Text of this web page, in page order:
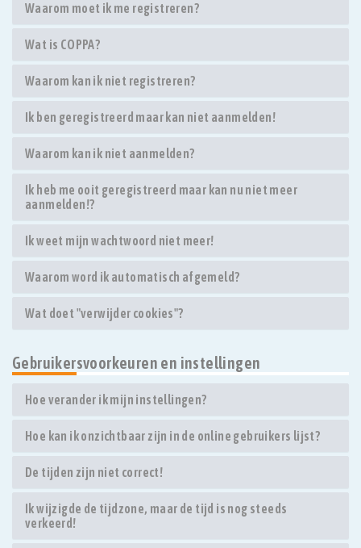
Waarom moet ik me registreren?
Wat is COPPA?
Waarom kan ik niet registreren?
Ik ben geregistreerd maar kan niet aanmelden!
Waarom kan ik niet aanmelden?
Ik heb me ooit geregistreerd maar kan nu niet meer
aanmelden!?
Ik weet mijn wachtwoord niet meer!
Waarom word ik automatisch afgemeld?
Wat doet "verwijder cookies"?
Gebruikersvoorkeuren en instellingen
Hoe verander ik mijn instellingen?
Hoe kan ik onzichtbaar zijn in de online gebruikers lijst?
De tijden zijn niet correct!
Ik wijzigde de tijdzone, maar de tijd is nog steeds
verkeerd!